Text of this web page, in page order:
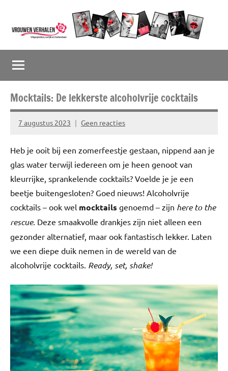
inhoud
springen
Vrouwenverhalen
en
herkenbaar
Mocktails: De lekkerste alcoholvrije cocktails
7 augustus 2023
Marion
Geen reacties
Heb je ooit bij een zomerfeestje gestaan, nippend aan je
glas water terwijl iedereen om je heen genoot van
kleurrijke, sprankelende cocktails? Voelde je je een
beetje buitengesloten? Goed nieuws! Alcoholvrije
cocktails – ook wel mocktails genoemd – zijn here to the
rescue. Deze smaakvolle drankjes zijn niet alleen een
gezonder alternatief, maar ook fantastisch lekker. Laten
we een diepe duik nemen in de wereld van de
alcoholvrije cocktails. Ready, set, shake!